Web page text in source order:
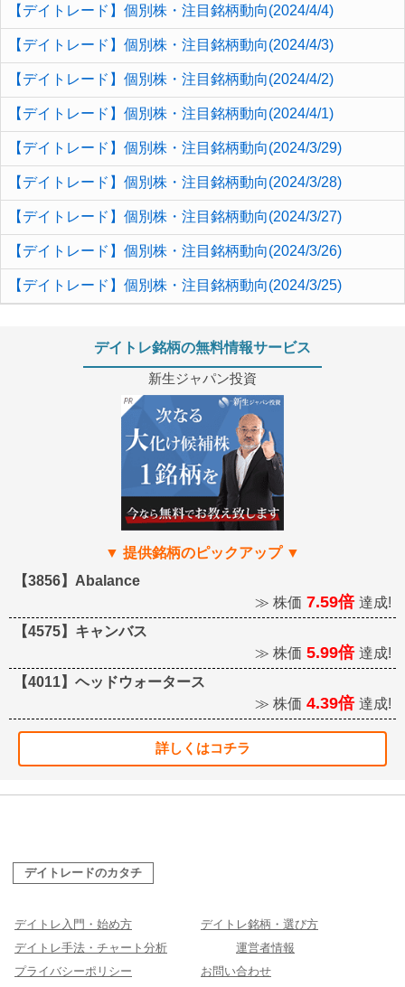
【デイトレード】個別株・注目銘柄動向(2024/4/4)
【デイトレード】個別株・注目銘柄動向(2024/4/3)
【デイトレード】個別株・注目銘柄動向(2024/4/2)
【デイトレード】個別株・注目銘柄動向(2024/4/1)
【デイトレード】個別株・注目銘柄動向(2024/3/29)
【デイトレード】個別株・注目銘柄動向(2024/3/28)
【デイトレード】個別株・注目銘柄動向(2024/3/27)
【デイトレード】個別株・注目銘柄動向(2024/3/26)
【デイトレード】個別株・注目銘柄動向(2024/3/25)
デイトレ銘柄の無料情報サービス
新生ジャパン投資
【3856】Abalance
≫ 株価 7.59倍 達成!
【4575】キャンバス
≫ 株価 5.99倍 達成!
【4011】ヘッドウォータース
≫ 株価 4.39倍 達成!
詳しくはコチラ
デイトレードのカタチ
デイトレ入門・始め方
デイトレ銘柄・選び方
デイトレ手法・チャート分析
運営者情報
プライバシーポリシー
お問い合わせ